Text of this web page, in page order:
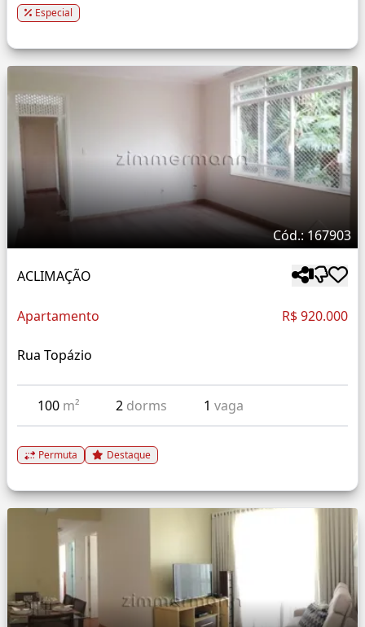
Especial
Cód.: 167903
ACLIMAÇÃO
Apartamento R$ 920.000
Rua Topázio
100 m² 2 dorms 1vaga
Permuta Destaque